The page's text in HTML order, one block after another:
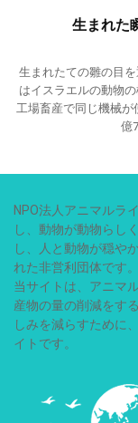
生まれた
生まれたての雛の目
はイスラエルの動物
工場畜産で同じ機械
億
NPO法人アニマルラ
し、動物が動物らし
し、人と動物が穏や
れた非営利団体です。
当サイトは、アニマ
産物の量の削減をす
しみを減らすために
イトです。